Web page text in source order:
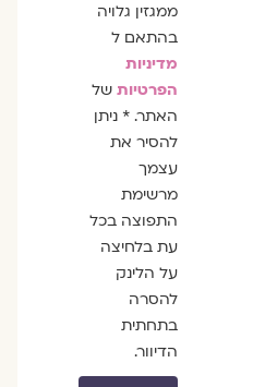
ממגזין גלויה
בהתאם ל
מדיניות
הפרטיותשל
האתר. * ניתן
להסיר את
עצמך
מרשימת
התפוצה בכל
עת בלחיצה
על הלינק
להסרה
בתחתית
הדיוור.